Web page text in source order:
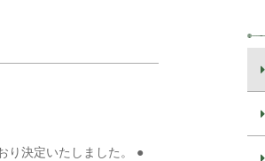
決定いたしました。 ●